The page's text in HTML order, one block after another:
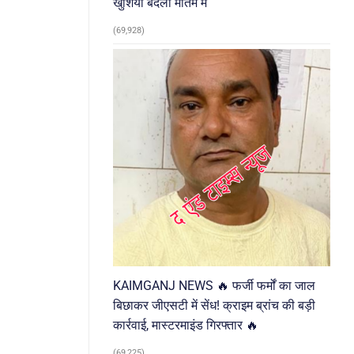
(69,928)
KAIMGANJ NEWS 🔥 फर्जी फर्मों का जाल
बिछाकर जीएसटी में सेंध! क्राइम ब्रांच की बड़ी
कार्रवाई, मास्टरमाइंड गिरफ्तार 🔥